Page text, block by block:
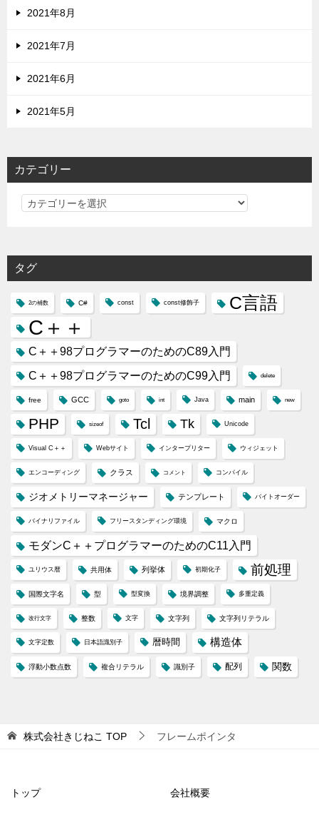
2021年8月
2021年7月
2021年6月
2021年5月
カテゴリー
カ
リ
ー
タグ
2の補数 C# const const修飾子 C言語
C＋＋
C＋＋98プログラマーのためのC89入門
C＋＋98プログラマーのためのC99入門
delete
free GCC goto int Java main new
PHP sizeof Tcl Tk Unicode
Visual C＋＋ Webサイト インタープリター ウィジェット
エンコーディング クラス コメント コンパイル
ジオメトリーマネージャー テンプレート バイトオーダー
バイナリファイル フリースタンディング環境 マクロ
モダンC＋＋プログラマーのためのC11入門
ユリウス暦 共用体 列挙体 初期化子 前処理
国際文字名 型 型変換 境界調整 多重定義
改行文字 整数 文字 文字列 文字列リテラル
文字定数 日本語識別子 暦時間 構造体
浮動小数点数 複合リテラル 識別子 配列 関数
株式会社きじねこ TOP フレームポインタ
トップ 会社概要